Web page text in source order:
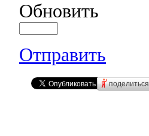
Обновить
Отправить
поделиться